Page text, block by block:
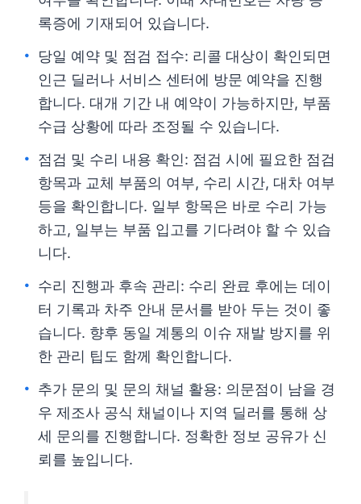
록증에 기재되어 있습니다.
당일 예약 및 점검 접수: 리콜 대상이 확인되면
인근 딜러나 서비스 센터에 방문 예약을 진행
합니다. 대개 기간 내 예약이 가능하지만, 부품
수급 상황에 따라 조정될 수 있습니다.
점검 및 수리 내용 확인: 점검 시에 필요한 점검
항목과 교체 부품의 여부, 수리 시간, 대차 여부
등을 확인합니다. 일부 항목은 바로 수리 가능
하고, 일부는 부품 입고를 기다려야 할 수 있습
니다.
수리 진행과 후속 관리: 수리 완료 후에는 데이
터 기록과 차주 안내 문서를 받아 두는 것이 좋
습니다. 향후 동일 계통의 이슈 재발 방지를 위
한 관리 팁도 함께 확인합니다.
추가 문의 및 문의 채널 활용: 의문점이 남을 경
우 제조사 공식 채널이나 지역 딜러를 통해 상
세 문의를 진행합니다. 정확한 정보 공유가 신
뢰를 높입니다.